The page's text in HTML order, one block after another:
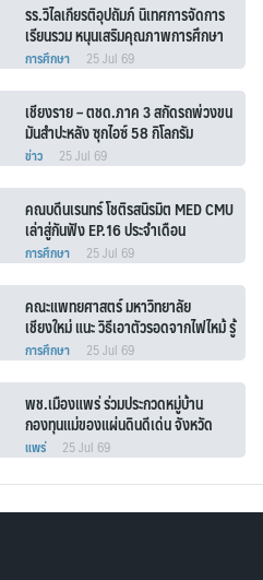
รร.วิไลเกียรติอุปถัมภ์ นิเทศการจัดการ
เรียนรวม หนุนเสริมคุณภาพการศึกษา
เด็กพิการและเด็กด้อยโอกาส
การศึกษา 25 Jul 69
เชียงราย – ตชด.ภาค 3 สกัดรถพ่วงขน
มันสำปะหลัง ซุกไอซ์ 58 กิโลกรัม
ข่าว 25 Jul 69
คณบดีนเรนทร์ โชติรสนิรมิต MED CMU
เล่าสู่กันฟัง EP.16 ประจำเดือน
กรกฎาคม 2569
การศึกษา 25 Jul 69
คณะแพทยศาสตร์ มหาวิทยาลัย
เชียงใหม่ แนะ วิธีเอาตัวรอดจากไฟไหม้ รู้
ไว้ก่อนเกิดเหตุ
การศึกษา 25 Jul 69
พช.เมืองแพร่ ร่วมประกวดหมู่บ้าน
กองทุนแม่ของแผ่นดินดีเด่น จังหวัด
แพร่ ประจำปี 2569 รอบตัดสิน
แพร่ 25 Jul 69